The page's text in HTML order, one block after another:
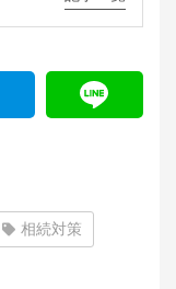
相続対策